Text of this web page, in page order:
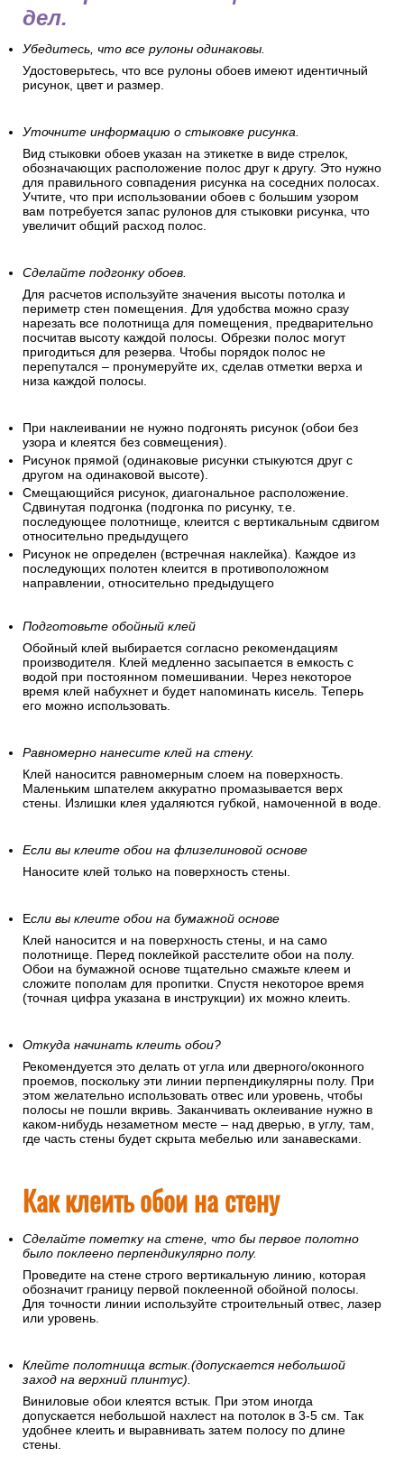
дел.
Убедитесь, что все рулоны одинаковы.
Удостоверьтесь, что все рулоны обоев имеют идентичный
рисунок, цвет и размер.
Уточните информацию о стыковке рисунка.
Вид стыковки обоев указан на этикетке в виде стрелок,
обозначающих расположение полос друг к другу. Это нужно
для правильного совпадения рисунка на соседних полосах.
Учтите, что при использовании обоев с большим узором
вам потребуется запас рулонов для стыковки рисунка, что
увеличит общий расход полос.
Сделайте подгонку обоев.
Для расчетов используйте значения высоты потолка и
периметр стен помещения. Для удобства можно сразу
нарезать все полотнища для помещения, предварительно
посчитав высоту каждой полосы. Обрезки полос могут
пригодиться для резерва. Чтобы порядок полос не
перепутался – пронумеруйте их, сделав отметки верха и
низа каждой полосы.
При наклеивании не нужно подгонять рисунок (обои без
узора и клеятся без совмещения).
Рисунок прямой (одинаковые рисунки стыкуются друг с
другом на одинаковой высоте).
Смещающийся рисунок, диагональное расположение.
Сдвинутая подгонка (подгонка по рисунку, т.е.
последующее полотнище, клеится с вертикальным сдвигом
относительно предыдущего
Рисунок не определен (встречная наклейка). Каждое из
последующих полотен клеится в противоположном
направлении, относительно предыдущего
Подготовьте обойный клей
Обойный клей выбирается согласно рекомендациям
производителя. Клей медленно засыпается в емкость с
водой при постоянном помешивании. Через некоторое
время клей набухнет и будет напоминать кисель. Теперь
его можно использовать.
Равномерно нанесите клей на стену.
Клей наносится равномерным слоем на поверхность.
Маленьким шпателем аккуратно промазывается верх
стены. Излишки клея удаляются губкой, намоченной в воде.
Если вы клеите обои на флизелиновой основе
Наносите клей только на поверхность стены.
Если вы клеите обои на бумажной основе
Клей наносится и на поверхность стены, и на само
полотнище. Перед поклейкой расстелите обои на полу.
Обои на бумажной основе тщательно смажьте клеем и
сложите пополам для пропитки. Спустя некоторое время
(точная цифра указана в инструкции) их можно клеить.
Откуда начинать клеить обои?
Рекомендуется это делать от угла или дверного/оконного
проемов, поскольку эти линии перпендикулярны полу. При
этом желательно использовать отвес или уровень, чтобы
полосы не пошли вкривь. Заканчивать оклеивание нужно в
каком-нибудь незаметном месте – над дверью, в углу, там,
где часть стены будет скрыта мебелью или занавесками.
Как клеить обои на стену
Сделайте пометку на стене, что бы первое полотно
было поклеено перпендикулярно полу.
Проведите на стене строго вертикальную линию, которая
обозначит границу первой поклеенной обойной полосы.
Для точности линии используйте строительный отвес, лазер
или уровень.
Клейте полотнища встык.(допускается небольшой
заход на верхний плинтус).
Виниловые обои клеятся встык. При этом иногда
допускается небольшой нахлест на потолок в 3-5 см. Так
удобнее клеить и выравнивать затем полосу по длине
стены.